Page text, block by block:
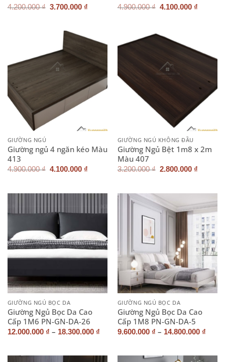
4.200.000₫ Giá
3.700.000 ₫ 4.900.000₫ Giá
4.100.000 ₫
GIƯỜNG NGỦ
Giường ngủ 4 ngăn kéo Màu
413
4.900.000₫ Giá
4.100.000 ₫
4.100.000 ₫.
GIƯỜNG NGỦ KHÔNG ĐẦU
Giường Ngủ Bệt 1m8 x 2m
Màu 407
3.200.000₫ Giá
2.800.000 ₫
GIƯỜNG NGỦ BỌC DA
Giường Ngủ Bọc Da Cao
Cấp 1M6 PN-GN-DA-26
12.000.000 ₫ – 18.300.000 ₫
GIƯỜNG NGỦ BỌC DA
Giường Ngủ Bọc Da Cao
Cấp 1M8 PN-GN-DA-5
9.600.000 ₫ – 14.800.000 ₫